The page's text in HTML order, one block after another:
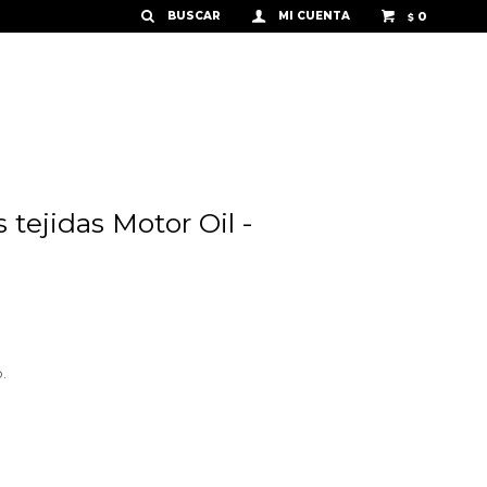
$ 0
tejidas Motor Oil -